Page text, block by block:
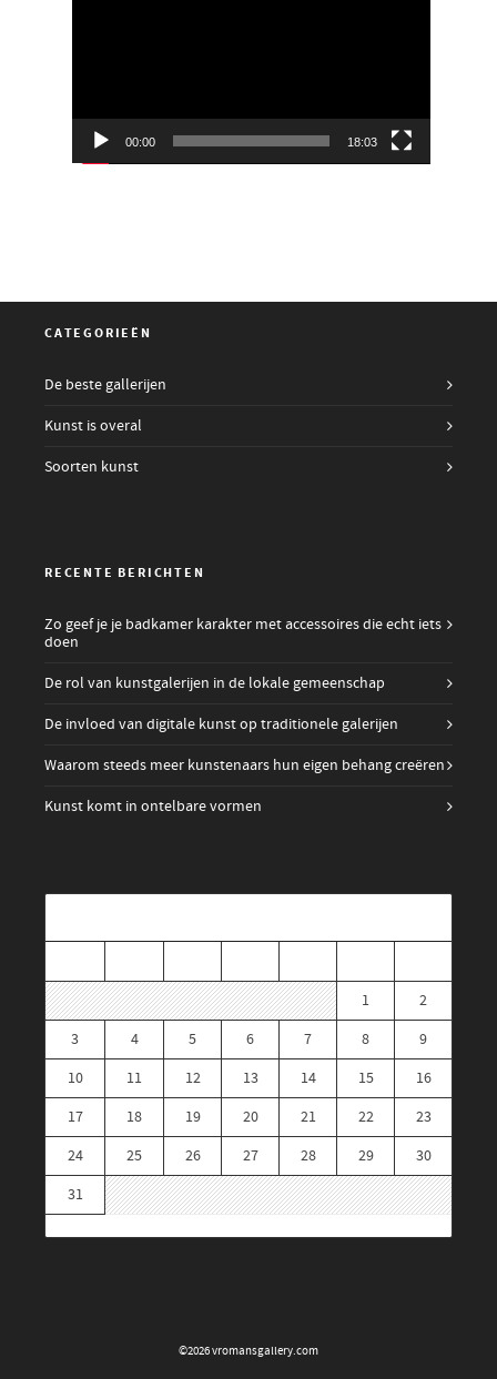
00:00 18:03
CATEGORIEËN
De beste gallerijen
Kunst is overal
Soorten kunst
RECENTE BERICHTEN
Zo geef je je badkamer karakter met accessoires die echt iets
doen
De rol van kunstgalerijen in de lokale gemeenschap
De invloed van digitale kunst op traditionele galerijen
Waarom steeds meer kunstenaars hun eigen behang creëren
Kunst komt in ontelbare vormen
1
2
3
4 5 6 7 8
9
10
11 12 13 14 15
16
17
18 19 20 21 22
23
24
25 26 27 28 29
30
31
©2026vromansgallery.com